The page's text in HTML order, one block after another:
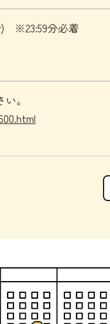
) ※23:59分必着
。